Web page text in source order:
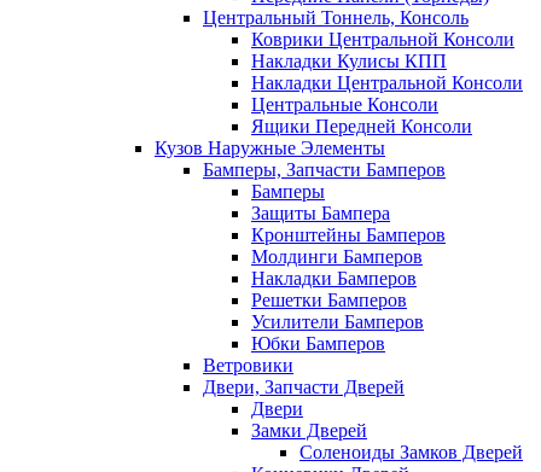
Центральный Тоннель, Консоль
Коврики Центральной Консоли
Накладки Кулисы КПП
Накладки Центральной Консоли
Центральные Консоли
Ящики Передней Консоли
Кузов Наружные Элементы
Бамперы, Запчасти Бамперов
Бамперы
Защиты Бампера
Кронштейны Бамперов
Молдинги Бамперов
Накладки Бамперов
Решетки Бамперов
Усилители Бамперов
Юбки Бамперов
Ветровики
Двери, Запчасти Дверей
Двери
Замки Дверей
Соленоиды Замков Дверей